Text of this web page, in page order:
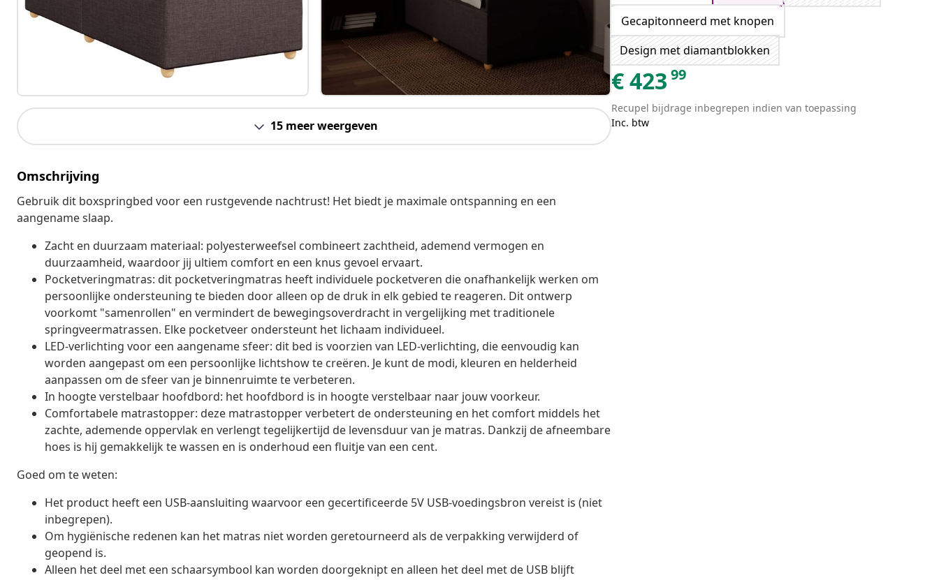
15 meer weergeven
Omschrijving
Gebruik dit boxspringbed voor een rustgevende nachtrust! Het biedt je maximale ontspanning en een
aangename slaap.
Zacht en duurzaam materiaal: polyesterweefsel combineert zachtheid, ademend vermogen en
duurzaamheid, waardoor jij ultiem comfort en een knus gevoel ervaart.
Pocketveringmatras: dit pocketveringmatras heeft individuele pocketveren die onafhankelijk werken om
persoonlijke ondersteuning te bieden door alleen op de druk in elk gebied te reageren. Dit ontwerp
voorkomt "samenrollen" en vermindert de bewegingsoverdracht in vergelijking met traditionele
springveermatrassen. Elke pocketveer ondersteunt het lichaam individueel.
LED-verlichting voor een aangename sfeer: dit bed is voorzien van LED-verlichting, die eenvoudig kan
worden aangepast om een persoonlijke lichtshow te creëren. Je kunt de modi, kleuren en helderheid
aanpassen om de sfeer van je binnenruimte te verbeteren.
In hoogte verstelbaar hoofdbord: het hoofdbord is in hoogte verstelbaar naar jouw voorkeur.
Comfortabele matrastopper: deze matrastopper verbetert de ondersteuning en het comfort middels het
zachte, ademende oppervlak en verlengt tegelijkertijd de levensduur van je matras. Dankzij de afneembare
hoes is hij gemakkelijk te wassen en is onderhoud een fluitje van een cent.
Goed om te weten:
Het product heeft een USB-aansluiting waarvoor een gecertificeerde 5V USB-voedingsbron vereist is (niet
inbegrepen).
Om hygiënische redenen kan het matras niet worden geretourneerd als de verpakking verwijderd of
geopend is.
Alleen het deel met een schaarsymbool kan worden doorgeknipt en alleen het deel met de USB blijft
Gecapitonneerd met knopen
Design met diamantblokken
€423 99
Recupel bijdrage inbegrepen indien van toepassing
Inc. btw